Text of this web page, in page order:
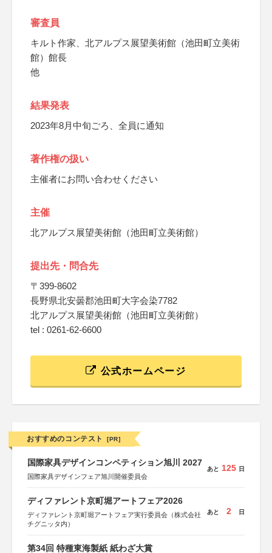
審査員
キルト作家、北アルプス展望美術館（池田町立美術
館）館長
他
結果発表
2023年8月中旬ごろ、全員に通知
著作権の扱い
主催者にお問い合わせください
主催
北アルプス展望美術館（池田町立美術館）
提出先・問合先
〒399-8602
長野県北安曇郡池田町大字会染7782
北アルプス展望美術館（池田町立美術館）
tel : 0261-62-6600
公式ホームページ
おすすめのコンテスト [PR]
国際家具デザインコンペティション旭川 2027
国際家具デザインフェア旭川開催委員会
あと 125 日
ディファレント京町堀アートフェア2026
ディファレント京町堀アートフェア実行委員会（株式会社
チグニッタ内）
あと 2 日
第34回 特種東海製紙 紙わざ大賞